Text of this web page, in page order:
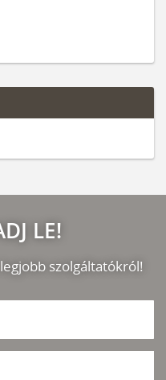
LE!
szolgáltatókról!